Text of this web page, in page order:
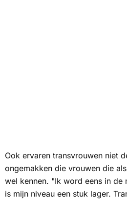
Ook ervaren transvrouwen niet
ongemakken die vrouwen die
wel kennen. "Ik word eens in de
is mijn niveau een stuk lager.